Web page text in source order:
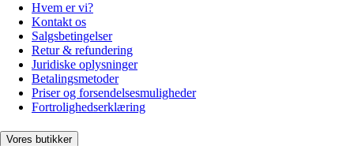
Hvem er vi?
Kontakt os
Salgsbetingelser
Retur & refundering
Juridiske oplysninger
Betalingsmetoder
Priser og forsendelsesmuligheder
Fortrolighedserklæring
Vores butikker